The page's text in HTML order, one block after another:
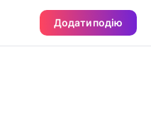
Додати подію